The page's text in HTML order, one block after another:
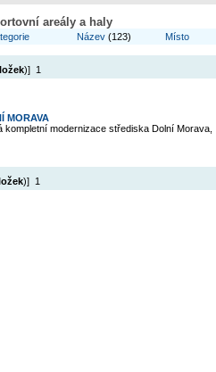
areály a haly
Název(123) Místo
)] 1
MORAVA
modernizace střediska Dolní Morava,
)] 1